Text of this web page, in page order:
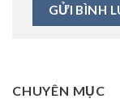
CHUYÊN MỤC